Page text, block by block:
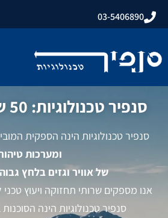
03-5406890
סנפיר טכנולוגיות: 50 שנות מצוינות
סנפיר טכנולוגיות הינה הספקית
ומערכות
של אוויר וגזים בלחץ גבוה
אנו מספקים שרותי תחזוקה ויעוץ טכני
סנפיר טכנולוגיות הינה